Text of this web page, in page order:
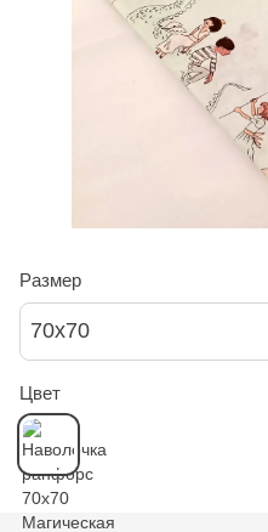
Размер
70х70
Цвет